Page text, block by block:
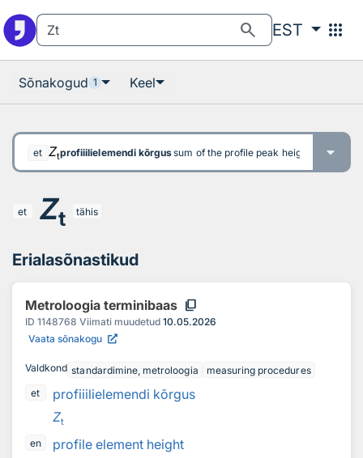
search EST apps
Sõnakogud 1 Keel
et Ztprofiiilielemendi kõrgussum of the profile peak height and the
et Zt tähis
Erialasõnastikud
Metroloogia terminibaas content_copy
ID 1148768 Viimati muudetud 10.05.2026
Vaata sõnakogu
Valdkond standardimine, metroloogia
measuring procedures
et
profiiilielemendi kõrgus
Zt
en
profile element height